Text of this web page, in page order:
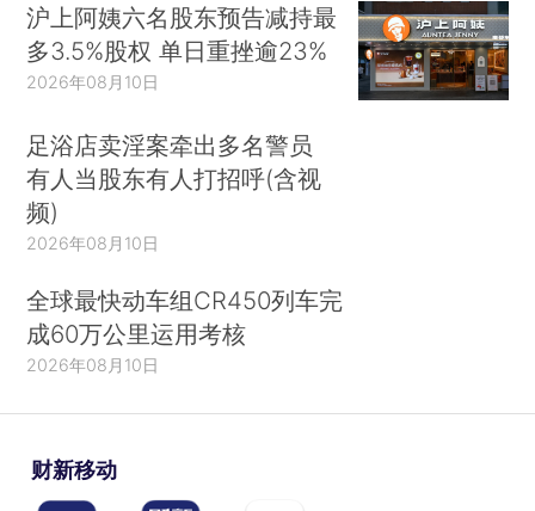
沪上阿姨六名股东预告减持最
多3.5%股权 单日重挫逾23%
2026年08月10日
足浴店卖淫案牵出多名警员
有人当股东有人打招呼(含视
频)
2026年08月10日
全球最快动车组CR450列车完
成60万公里运用考核
2026年08月10日
财新移动